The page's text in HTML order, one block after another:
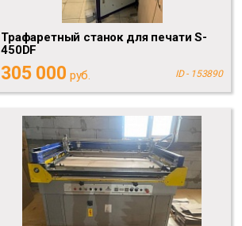
Трафаретный станок для печати S-
450DF
305 000 руб. ID - 153890